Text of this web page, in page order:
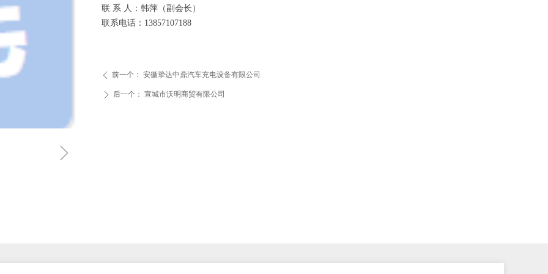
ꁇ
联 系 人：韩萍（副会长）
联系电话：13857107188
ꄴ 前一个： 安徽挚达中鼎汽车充电设备有限公司
ꄲ 后一个： 宣城市沃明商贸有限公司